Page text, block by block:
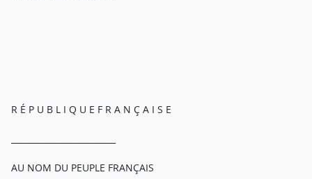
R É P U B L I Q U E F R A N Ç A I S E
AU NOM DU PEUPLE FRANÇAIS